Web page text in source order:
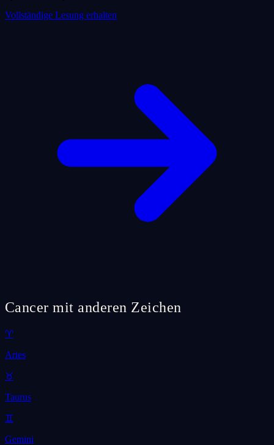
Vollständige Lesung erhalten
Cancer mit anderen Zeichen
♈
Aries
♉
Taurus
♊
Gemini